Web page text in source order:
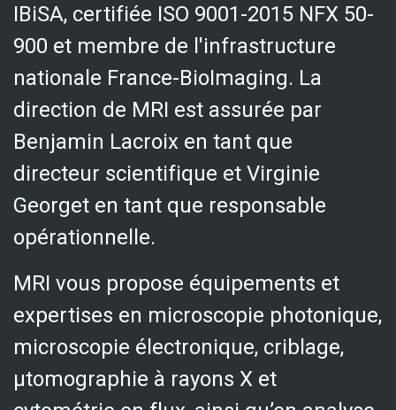
IBiSA, certifiée ISO 9001-2015 NFX 50-
900 et membre de l'infrastructure
nationale France-BioImaging. La
direction de MRI est assurée par
Benjamin Lacroix en tant que
directeur scientifique et Virginie
Georget en tant que responsable
opérationnelle.
MRI vous propose équipements et
expertises en microscopie photonique,
microscopie électronique, criblage,
µtomographie à rayons X et